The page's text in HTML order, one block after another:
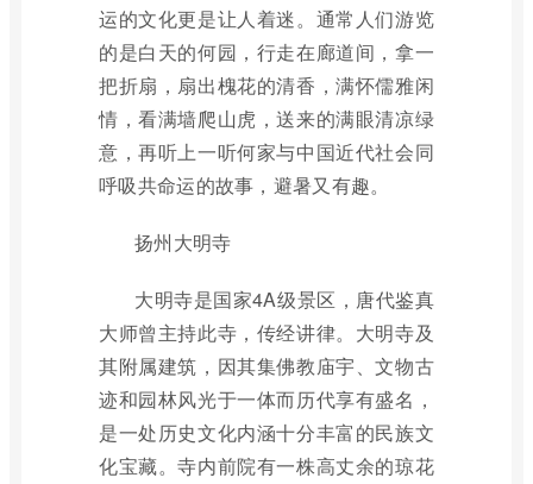
运的文化更是让人着迷。通常人们游览
的是白天的何园，行走在廊道间，拿一
把折扇，扇出槐花的清香，满怀儒雅闲
情，看满墙爬山虎，送来的满眼清凉绿
意，再听上一听何家与中国近代社会同
呼吸共命运的故事，避暑又有趣。
扬州大明寺
大明寺是国家4A级景区，唐代鉴真
大师曾主持此寺，传经讲律。大明寺及
其附属建筑，因其集佛教庙宇、文物古
迹和园林风光于一体而历代享有盛名，
是一处历史文化内涵十分丰富的民族文
化宝藏。寺内前院有一株高丈余的琼花